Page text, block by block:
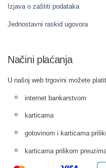
Izjava o zaštiti podataka
Jednostavni raskid ugovora
Načini plaćanja
U našoj web trgovini možete
internet bankarstvom
karticama
gotovinom i karticama
karticama prilikom